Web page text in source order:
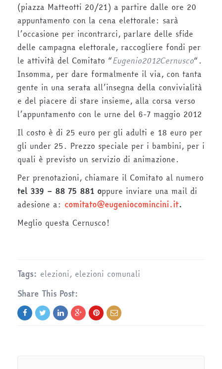
(piazza Matteotti 20/21) a partire dalle ore 20
appuntamento con la cena elettorale: sarà
l’occasione per incontrarci, parlare delle sfide
delle campagna elettorale, raccogliere fondi per
le attività del Comitato “Eugenio2012Cernusco“.
Insomma, per dare formalmente il via, con tanta
gente in una serata all’insegna della convivialità
e del piacere di stare insieme, alla corsa verso
l’appuntamento con le urne del 6-7 maggio 2012
Il costo è di 25 euro per gli adulti e 18 euro per
gli under 25. Prezzo speciale per i bambini, per i
quali è previsto un servizio di animazione.
Per prenotazioni, chiamare il Comitato al numero
tel 339 – 88 75 881 oppure inviare una mail di
adesione a: comitato@eugeniocomincini.it.
Meglio questa Cernusco!
Tags: elezioni, elezioni comunali
Share This Post: